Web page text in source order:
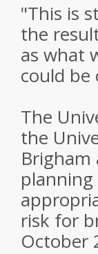
"This is
the
as what
could be
The
the
Brigham
risk for
October